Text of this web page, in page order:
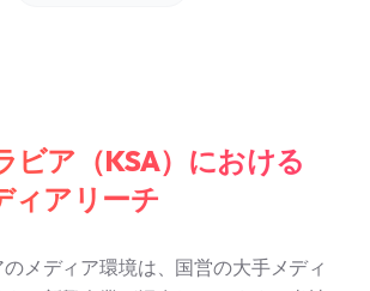
ビア（KSA）における
ィアリーチ
メディア環境は、国営の大手メディ